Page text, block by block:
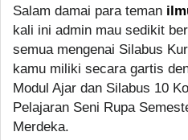
Salam damai para teman
kali ini admin mau sedikit
semua mengenai Silabus
kamu miliki secara gartis
Modul Ajar dan Silabus 10
Pelajaran Seni Rupa
Merdeka.